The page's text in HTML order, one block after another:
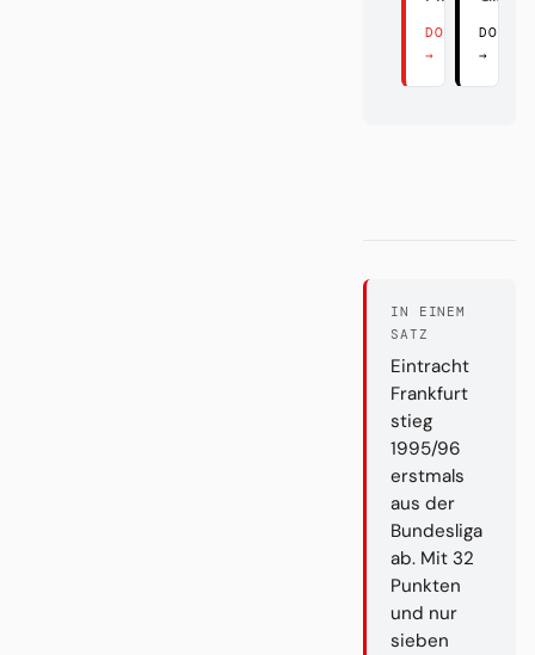
DORT LESEN
→
DORT
→
IN EINEM
SATZ
Eintracht
Frankfurt
stieg
1995/96
erstmals
aus der
Bundesliga
ab. Mit 32
Punkten
und nur
sieben